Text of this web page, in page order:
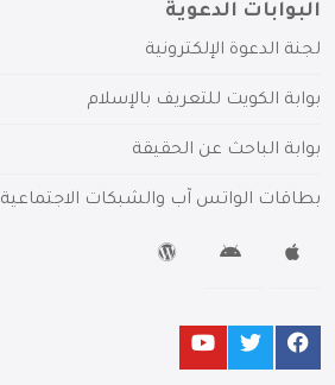
البوابات الدعوية
لجنة الدعوة الإلكترونية
بوابة الكويت للتعريف بالإسلام
بوابة الباحث عن الحقيقة
بطاقات الواتس آب والشبكات الاجتماعية